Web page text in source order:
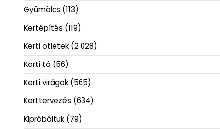
Gyümölcs (113)
Kertépítés (119)
Kerti ötletek (2 028)
Kerti tó (56)
Kerti virágok (565)
Kerttervezés (634)
Kipróbáltuk (79)